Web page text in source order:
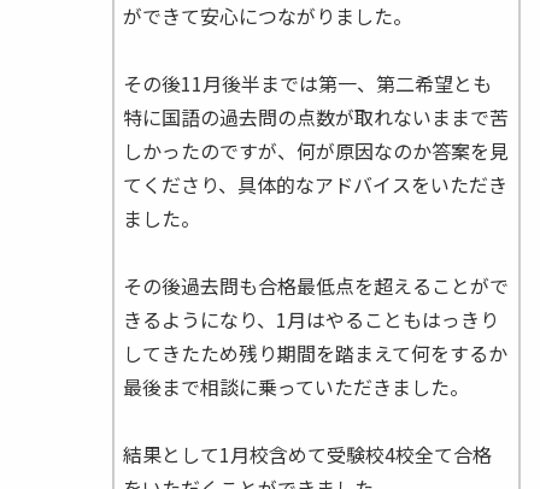
ができて安心につながりました。
その後11月後半までは第一、第二希望とも
特に国語の過去問の点数が取れないままで苦
しかったのですが、何が原因なのか答案を見
てくださり、具体的なアドバイスをいただき
ました。
その後過去問も合格最低点を超えることがで
きるようになり、1月はやることもはっきり
してきたため残り期間を踏まえて何をするか
最後まで相談に乗っていただきました。
結果として1月校含めて受験校4校全て合格